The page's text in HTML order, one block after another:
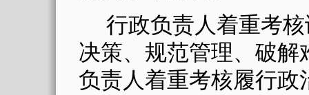
行政负责人着重考
决策、规范管理、破
负责人着重考核履行政